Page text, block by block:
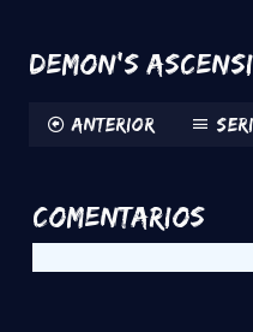
Demon's
Anterior
Comentarios